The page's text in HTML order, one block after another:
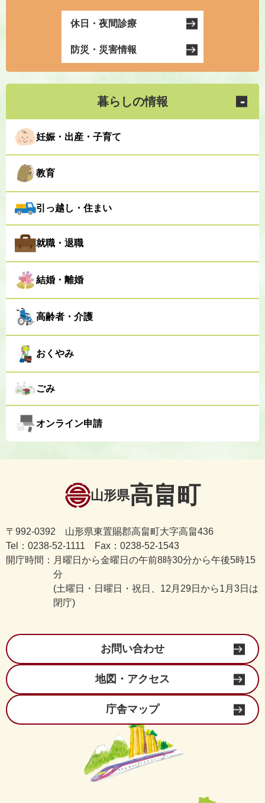
休日・夜間診療
防災・災害情報
暮らしの情報
妊娠・出産・子育て
教育
引っ越し・住まい
就職・退職
結婚・離婚
高齢者・介護
おくやみ
ごみ
オンライン申請
山形県高畠町
〒992-0392 山形県東置賜郡高畠町大字高畠436
Tel：0238-52-1111 Fax：0238-52-1543
開庁時間： 月曜日から金曜日の午前8時30分から午後5時15
分
(土曜日・日曜日・祝日、12月29日から1月3日は
閉庁)
お問い合わせ
地図・アクセス
庁舎マップ